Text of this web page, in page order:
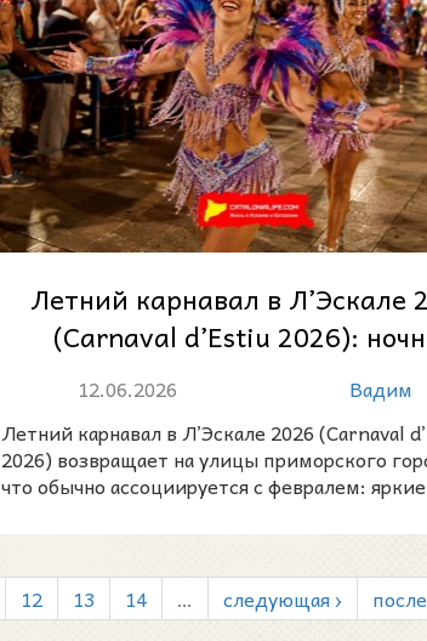
Летний карнавал в Л’Эскале
(Carnaval d’Estiu 2026):
шествие у моря 13 июня
12.06.2026
Вадим
Летний карнавал в Л’Эскале 2026 (Carnaval
2026) возвращает на улицы приморского
что обычно ассоциируется с февралем:
12 13 14 … следующая ›